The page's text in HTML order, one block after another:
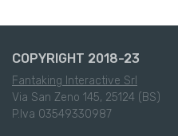
COPYRIGHT 2018-23
Fantaking Interactive Srl
Via San Zeno 145, 25124 (BS)
P.Iva 03549330987